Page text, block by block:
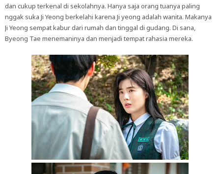
dan cukup terkenal di sekolahnya. Hanya saja orang tuanya paling
nggak suka Ji Yeong berkelahi karena Ji yeong adalah wanita. Makanya
Ji Yeong sempat kabur dari rumah dan tinggal di gudang. Di sana,
Byeong Tae menemaninya dan menjadi tempat rahasia mereka.